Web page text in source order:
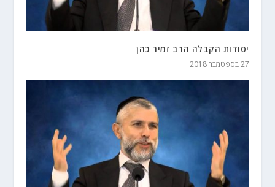
יסודות הקבלה הרב זמיר כהן
27 בספטמבר 2018